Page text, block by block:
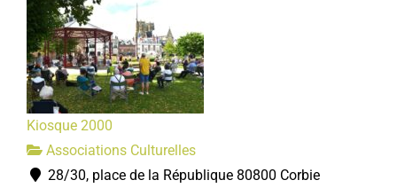
Kiosque 2000
Associations Culturelles
28/30, place de la République 80800 Corbie